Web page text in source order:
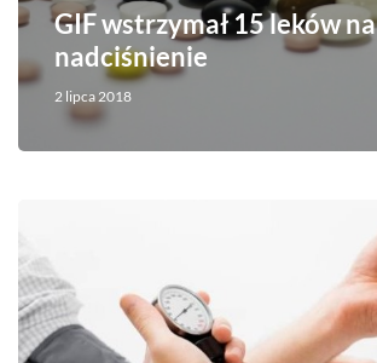
GIF wstrzymał 15 leków na
nadciśnienie
2 lipca 2018